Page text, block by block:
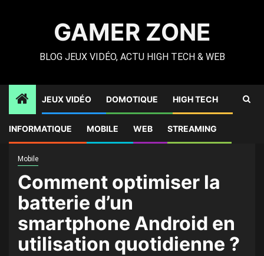
GAMER ZONE
BLOG JEUX VIDÉO, ACTU HIGH TECH & WEB
JEUX VIDÉO DOMOTIQUE HIGH TECH
INFORMATIQUE MOBILE WEB STREAMING
d’un smartphone Android en utilisation quotidienne ?
Mobile
Comment optimiser la
batterie d’un
smartphone Android en
utilisation quotidienne ?